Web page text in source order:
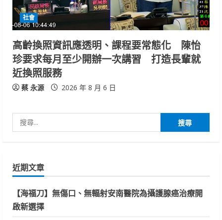
社會
高齡換照資訊應透明、課程要常態化 陳怡
珍要求每月至少開辦一次講習 打造長輩就
近換照服務
蔡 永源 2026 年 8 月 6 日
尋
字:
近期文章
【海福刀】無傷口、無輻射安南醫院為攝護腺癌治療開
啟新選擇